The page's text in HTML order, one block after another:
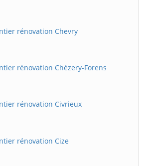
rénovation Chevry
rénovation Chézery-Forens
rénovation Civrieux
rénovation Cize